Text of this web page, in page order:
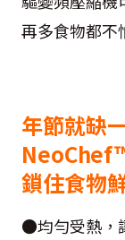
再多食物都不
年節就缺
鎖住食物
●均勻受熱，